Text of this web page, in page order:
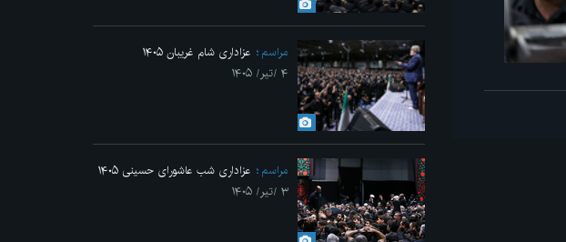
شهید انقلاب
مراسم
عزاداری شام غریبان ۱۴۰۵
۴ /تیر/ ۱۴۰۵
مراسم
عزاداری شب عاشورای حسینی ۱۴۰۵
۳ /تیر/ ۱۴۰۵